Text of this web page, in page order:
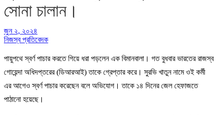
সোনা চালান।
জুন ২, ২০২৪
নিজস্ব প্রতিবেদক
পায়ুপথে স্বর্ণ পাচার করতে গিয়ে ধরা পড়লেন এক বিমানবালা। গত বুধবার ভারতের রাজস্ব
গোয়েন্দা অধিদপ্তরের (ডিআরআই) তাকে গ্রেপ্তার করে। সুরভি খাতুন নামে ওই কর্মী
এর আগেও স্বর্ণ পাচার করেছেন বলে অভিযোগ। তাকে ১৪ দিনের জেল হেফাজতে
পাঠানো হয়েছে।